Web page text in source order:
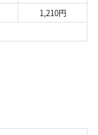
1,210円